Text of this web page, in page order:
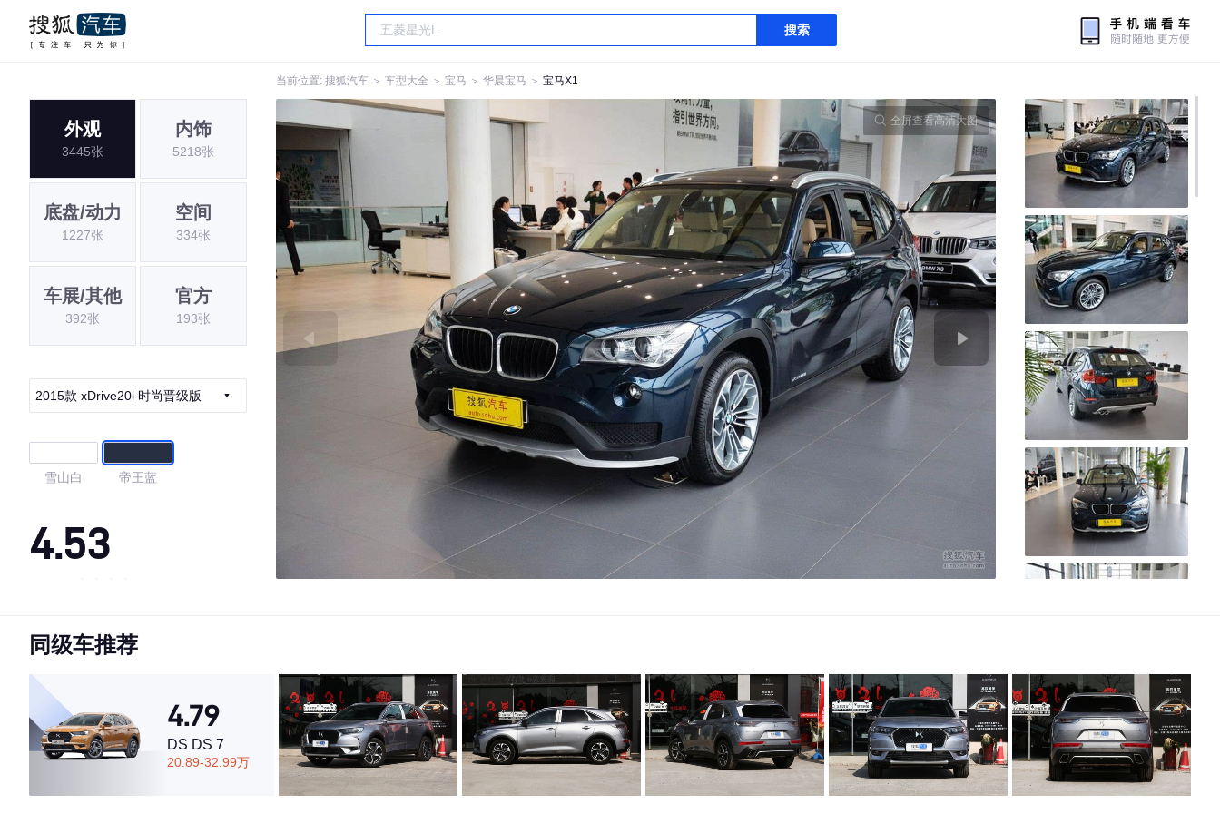
搜索
当前位置: 搜狐汽车 ＞ 车型大全 ＞ 宝马 ＞ 华晨宝马 ＞ 宝马X1
外观
3445张
内饰
5218张
底盘/动力
1227张
空间
334张
车展/其他
392张
官方
193张
2015款 xDrive20i 时尚晋级版
雪山白 帝王蓝
4.53
·内饰表现一般，低于86%同级车
·空间表现较为优秀，优于64%同级车
全屏查看高清大图
同级车推荐
4.79
DS DS 7
20.89-32.99万